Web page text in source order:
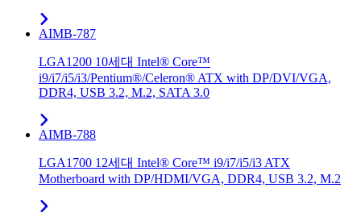
AIMB-787
LGA1200 10세대 Intel® Core™
i9/i7/i5/i3/Pentium®/Celeron® ATX with DP/DVI/VGA,
DDR4, USB 3.2, M.2, SATA 3.0
AIMB-788
LGA1700 12세대 Intel® Core™ i9/i7/i5/i3 ATX
Motherboard with DP/HDMI/VGA, DDR4, USB 3.2, M.2